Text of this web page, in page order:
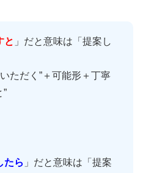
と 」だと意味は「提案し
ただく”＋可能形＋丁寧
”
たら 」だと意味は「提案